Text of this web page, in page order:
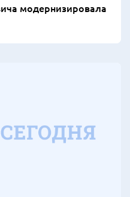
модернизировала